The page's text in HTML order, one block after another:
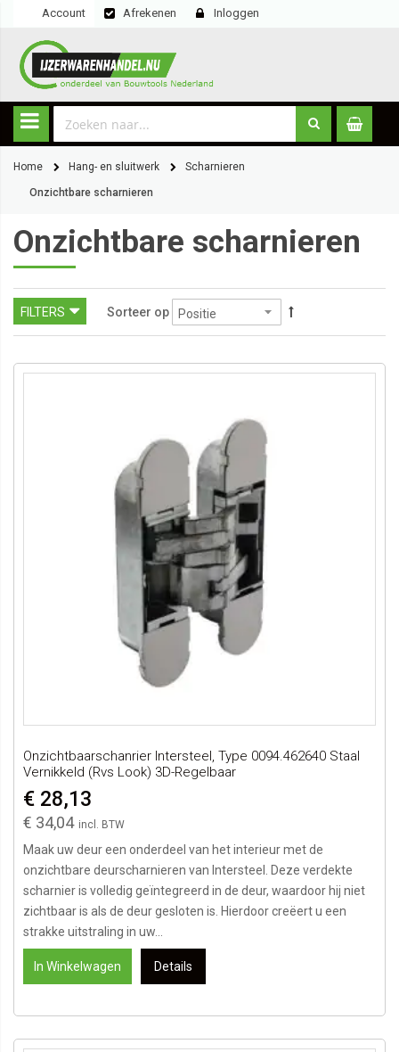
Account Afrekenen Inloggen
Home Hang- en sluitwerk Scharnieren
Onzichtbare scharnieren
Onzichtbare scharnieren
FILTERS Sorteer op
Onzichtbaarschanrier Intersteel, Type 0094.462640 Staal
Vernikkeld (Rvs Look) 3D-Regelbaar
€ 34,04
€ 28,13
Maak uw deur een onderdeel van het interieur met de
onzichtbare deurscharnieren van Intersteel. Deze verdekte
scharnier is volledig geïntegreerd in de deur, waardoor hij niet
zichtbaar is als de deur gesloten is. Hierdoor creëert u een
strakke uitstraling in uw...
In Winkelwagen Details